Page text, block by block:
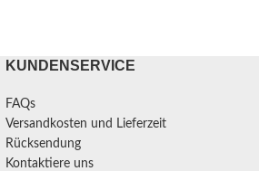
KUNDENSERVICE
FAQs
Versandkosten und Lieferzeit
Rücksendung
Kontaktiere uns